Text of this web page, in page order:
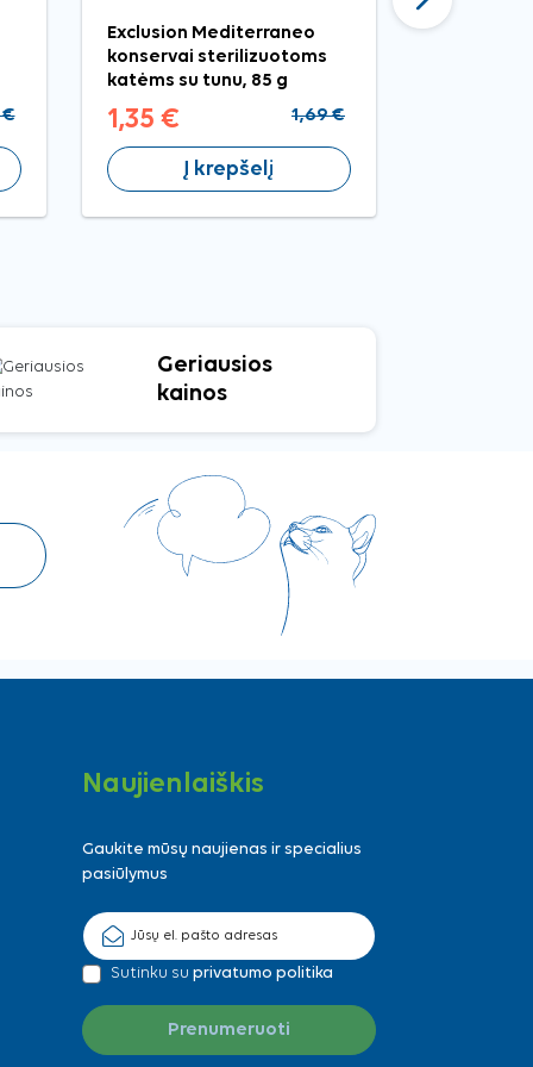
€
Exclusion Mediterraneo
konservai sterilizuotoms
katėms su tunu, 85 g
1,35 € 1,69 €
Į krepšelį
Geriausios
kainos
Naujienlaiškis
Gaukite mūsų naujienas ir specialius
pasiūlymus
Sutinku su privatumo politika